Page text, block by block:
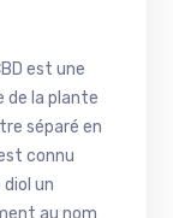
est une
de la plante
séparé en
connu
un